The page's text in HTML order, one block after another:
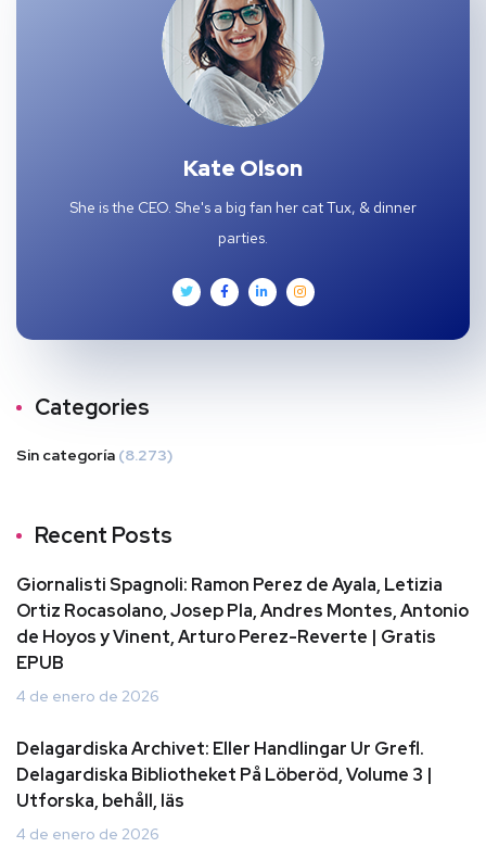
Kate Olson
She is the CEO. She's a big fan her cat Tux, & dinner
parties.
Categories
Sin categoría (8.273)
Recent Posts
Giornalisti Spagnoli: Ramon Perez de Ayala, Letizia
Ortiz Rocasolano, Josep Pla, Andres Montes, Antonio
de Hoyos y Vinent, Arturo Perez-Reverte | Gratis
EPUB
4 de enero de 2026
Delagardiska Archivet: Eller Handlingar Ur Grefl.
Delagardiska Bibliotheket På Löberöd, Volume 3 |
Utforska, behåll, läs
4 de enero de 2026